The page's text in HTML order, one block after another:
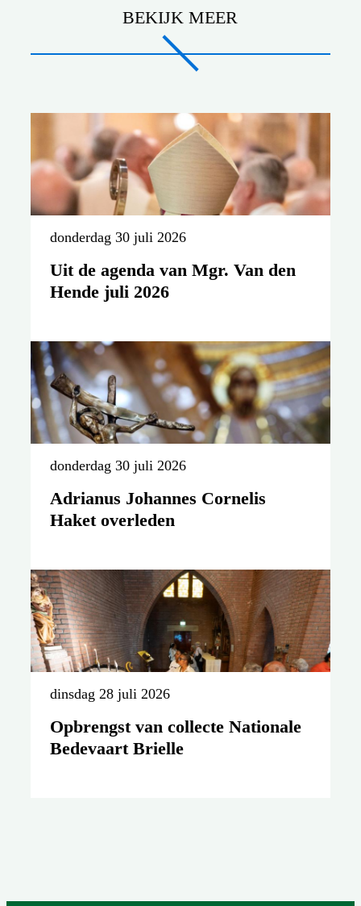
BEKIJK MEER
donderdag 30 juli 2026
Uit de agenda van Mgr. Van den
Hende juli 2026
donderdag 30 juli 2026
Adrianus Johannes Cornelis
Haket overleden
dinsdag 28 juli 2026
Opbrengst van collecte Nationale
Bedevaart Brielle